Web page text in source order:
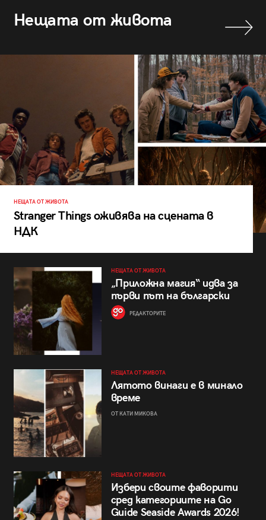
Нещата от живота
НЕЩАТА ОТ ЖИВОТА
Stranger Things оживява на сцената в
НДК
НЕЩАТА ОТ ЖИВОТА
„Приложна магия“ идва за
първи път на български
РЕДАКТОРИТЕ
НЕЩАТА ОТ ЖИВОТА
Лятото винаги е в минало
време
ОТ КАТИ МИКОВА
НЕЩАТА ОТ ЖИВОТА
Избери своите фаворити
сред категориите на Go
Guide Seaside Awards 2026!